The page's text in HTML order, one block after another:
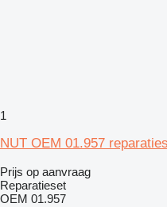
1
NUT OEM 01.957
Prijs op aanvraag
Reparatieset
OEM 01.957